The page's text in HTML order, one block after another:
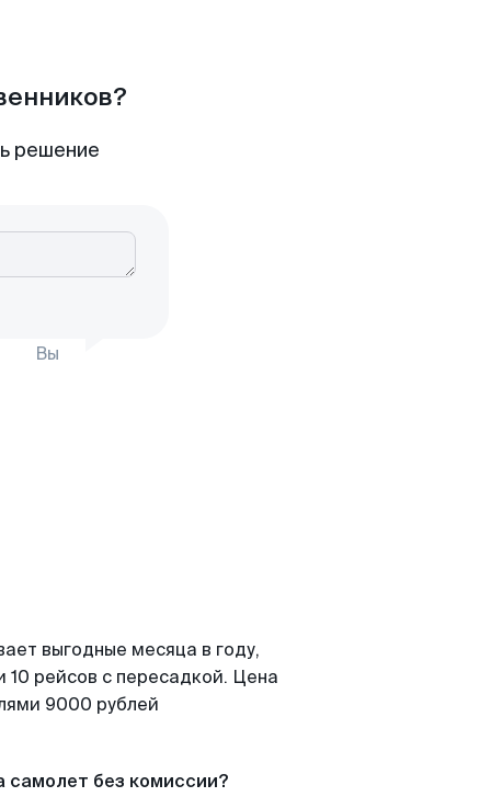
решение
Вы
выгодные месяца в году,
рейсов с пересадкой. Цена
9000 рублей
самолет без комиссии?